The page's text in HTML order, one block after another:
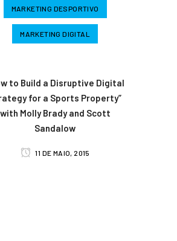
MARKETING DESPORTIVO
MARKETING DIGITAL
to Build a Disruptive Digital
for a Sports Property”
with Molly Brady and Scott
Sandalow
11 DE MAIO, 2015